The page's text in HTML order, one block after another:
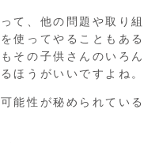
て、他の問題や取り組
使ってやることもある
その子供さんのいろん
ほうがいいですよね。
能性が秘められている